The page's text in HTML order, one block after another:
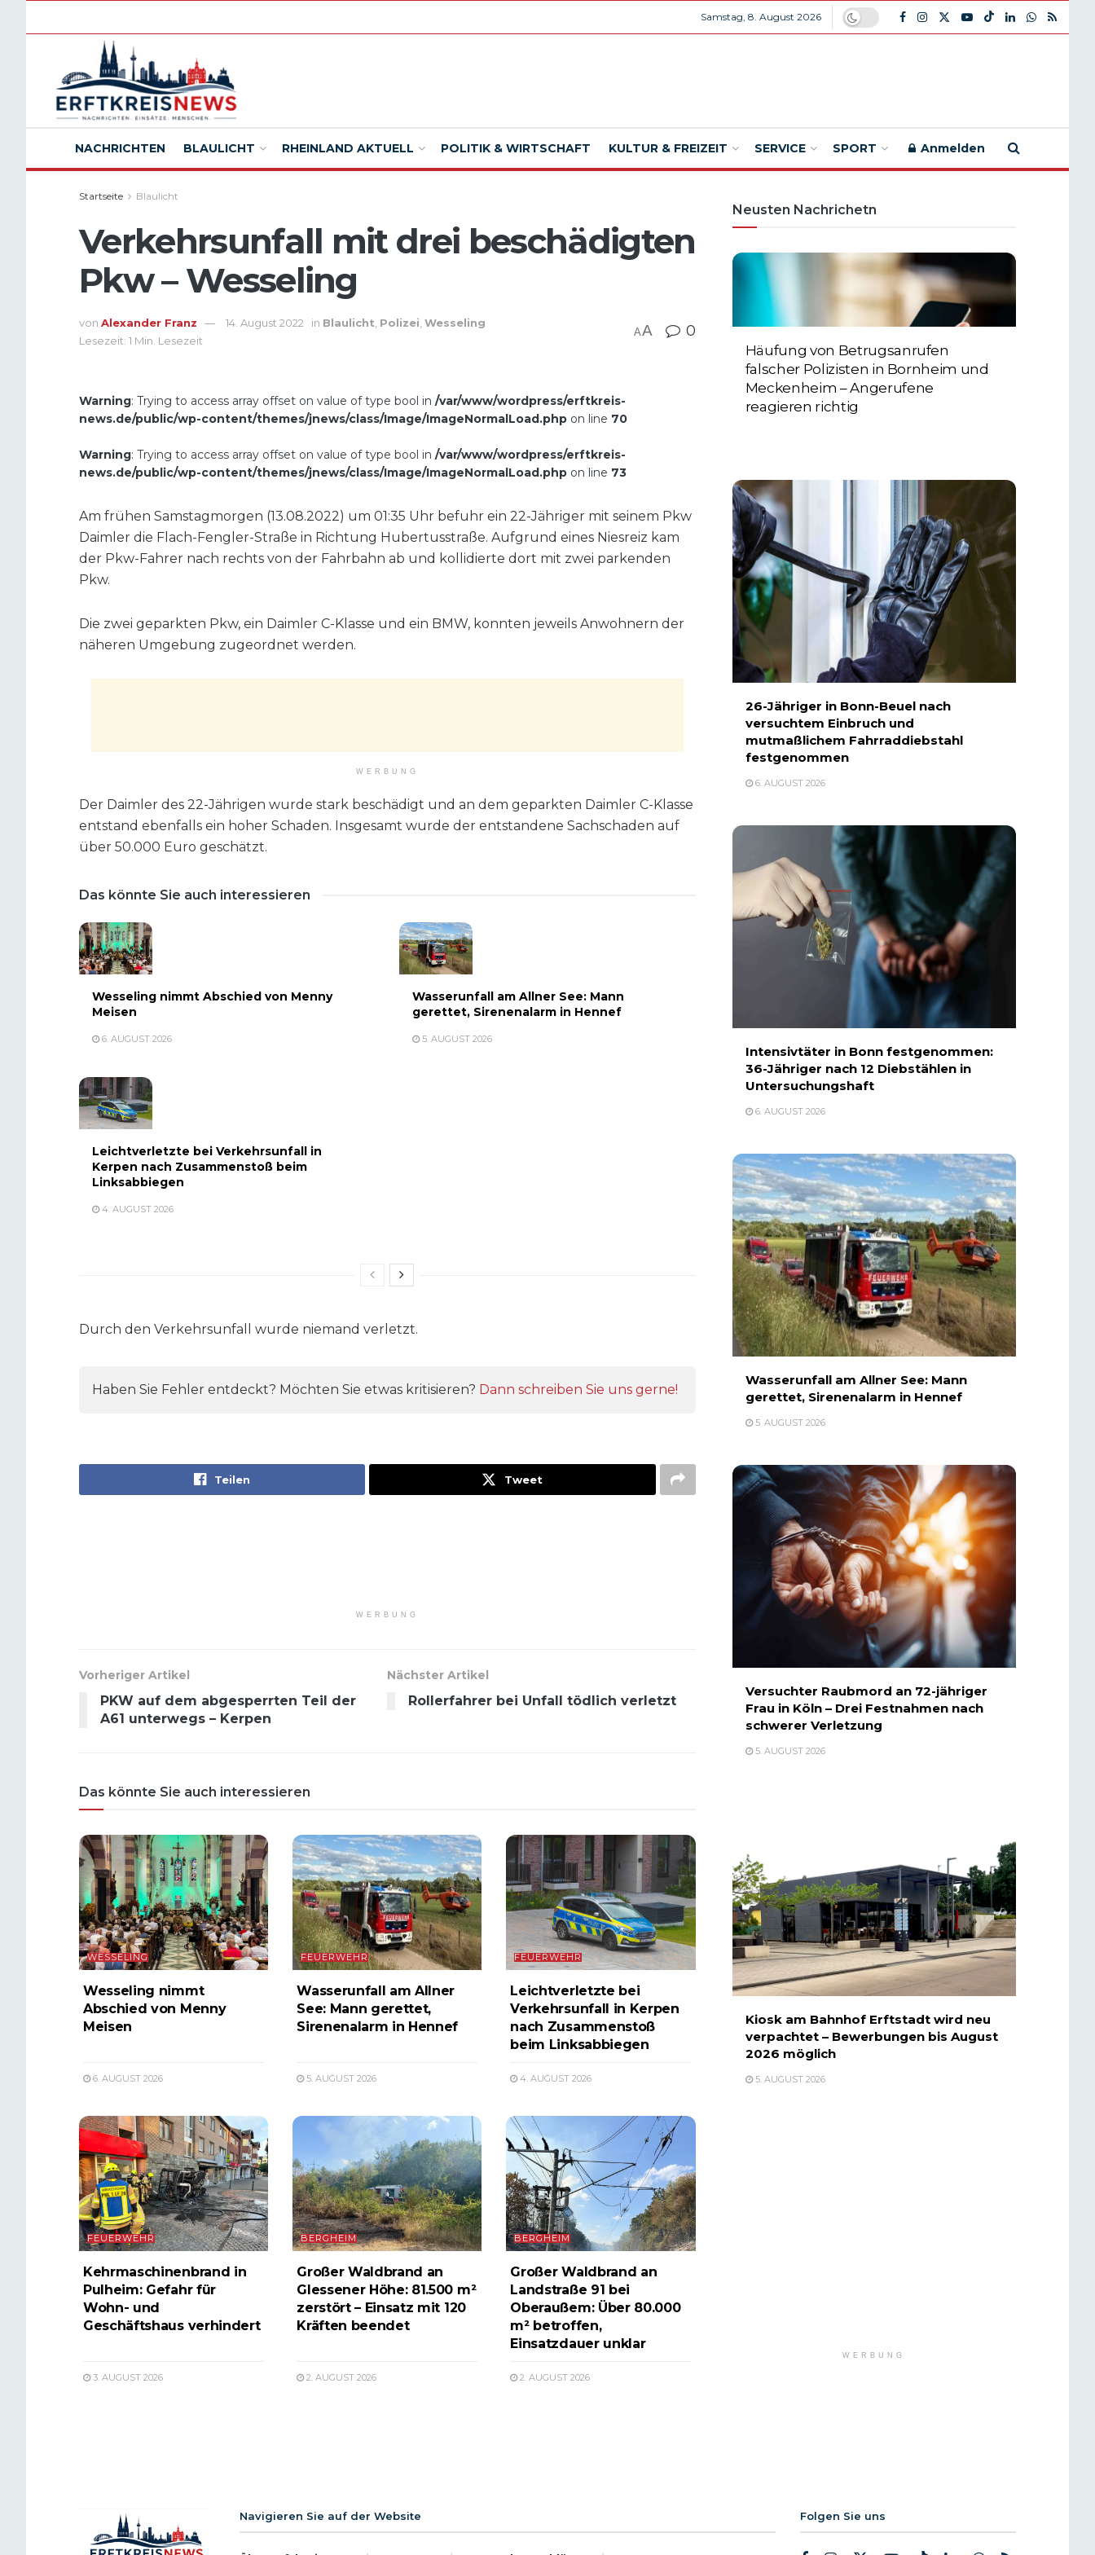
Samstag, 8. August 2026
NACHRICHTEN BLAULICHT RHEINLAND AKTUELL POLITIK & WIRTSCHAFT KULTUR & FREIZEIT SERVICE SPORT Anmelden
Startseite Blaulicht
Verkehrsunfall mit drei beschädigten
Pkw – Wesseling
von Alexander Franz 14. August 2022 in Blaulicht Polizei Wesseling
Lesezeit: 1 Min. Lesezeit
AA 0
Warning: Trying to access array offset on value of type bool in /var/www/wordpress/erftkreis-
news.de/public/wp-content/themes/jnews/class/Image/ImageNormalLoad.php on line 70
Warning: Trying to access array offset on value of type bool in /var/www/wordpress/erftkreis-
news.de/public/wp-content/themes/jnews/class/Image/ImageNormalLoad.php on line 73
Am frühen Samstagmorgen (13.08.2022) um 01:35 Uhr befuhr ein 22-Jähriger mit seinem Pkw
Daimler die Flach-Fengler-Straße in Richtung Hubertusstraße. Aufgrund eines Niesreiz kam
der Pkw-Fahrer nach rechts von der Fahrbahn ab und kollidierte dort mit zwei parkenden
Pkw.
Die zwei geparkten Pkw, ein Daimler C-Klasse und ein BMW, konnten jeweils Anwohnern der
näheren Umgebung zugeordnet werden.
WERBUNG
Der Daimler des 22-Jährigen wurde stark beschädigt und an dem geparkten Daimler C-Klasse
entstand ebenfalls ein hoher Schaden. Insgesamt wurde der entstandene Sachschaden auf
über 50.000 Euro geschätzt.
Das könnte Sie auch interessieren
Wesseling nimmt Abschied von Menny
Meisen
6. AUGUST 2026
Wasserunfall am Allner See: Mann
gerettet, Sirenenalarm in Hennef
5. AUGUST 2026
Leichtverletzte bei Verkehrsunfall in
Kerpen nach Zusammenstoß beim
Linksabbiegen
4. AUGUST 2026
Durch den Verkehrsunfall wurde niemand verletzt.
Haben Sie Fehler entdeckt? Möchten Sie etwas kritisieren? Dann schreiben Sie uns gerne!
Teilen Tweet
WERBUNG
Vorheriger Artikel
PKW auf dem abgesperrten Teil der
A61 unterwegs – Kerpen
Nächster Artikel
Rollerfahrer bei Unfall tödlich verletzt
Das könnte Sie auch interessieren
WESSELING
Wesseling nimmt
Abschied von Menny
Meisen
6. AUGUST 2026
FEUERWEHR
Wasserunfall am Allner
See: Mann gerettet,
Sirenenalarm in Hennef
5. AUGUST 2026
FEUERWEHR
Leichtverletzte bei
Verkehrsunfall in Kerpen
nach Zusammenstoß
beim Linksabbiegen
4. AUGUST 2026
FEUERWEHR
Kehrmaschinenbrand in
Pulheim: Gefahr für
Wohn- und
Geschäftshaus verhindert
3. AUGUST 2026
BERGHEIM
Großer Waldbrand an
Glessener Höhe: 81.500 m²
zerstört – Einsatz mit 120
Kräften beendet
2. AUGUST 2026
BERGHEIM
Großer Waldbrand an
Landstraße 91 bei
Oberaußem: Über 80.000
m² betroffen,
Einsatzdauer unklar
2. AUGUST 2026
Neusten Nachrichetn
Häufung von Betrugsanrufen
falscher Polizisten in Bornheim und
Meckenheim – Angerufene
reagieren richtig
26-Jähriger in Bonn-Beuel nach
versuchtem Einbruch und
mutmaßlichem Fahrraddiebstahl
festgenommen
6. AUGUST 2026
Intensivtäter in Bonn festgenommen:
36-Jähriger nach 12 Diebstählen in
Untersuchungshaft
6. AUGUST 2026
Wasserunfall am Allner See: Mann
gerettet, Sirenenalarm in Hennef
5. AUGUST 2026
Versuchter Raubmord an 72-jähriger
Frau in Köln – Drei Festnahmen nach
schwerer Verletzung
5. AUGUST 2026
Kiosk am Bahnhof Erftstadt wird neu
verpachtet – Bewerbungen bis August
2026 möglich
5. AUGUST 2026
WERBUNG
Navigieren Sie auf der Website Folgen Sie uns